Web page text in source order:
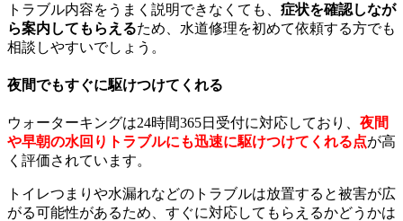
トラブル内容をうまく説明できなくても、 症状を確認しなが
ら案内してもらえるため、水道修理を初めて依頼する方でも
相談しやすいでしょう。
夜間でもすぐに駆けつけてくれる
ウォーターキングは24時間365日受付に対応しており、 夜間
や早朝の水回りトラブルにも迅速に駆けつけてくれる点が高
く評価されています。
トイレつまりや水漏れなどのトラブルは放置すると被害が広
がる可能性があるため、すぐに対応してもらえるかどうかは